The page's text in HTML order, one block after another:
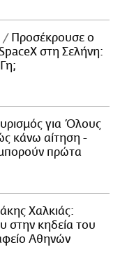
Προσέκρουσε ο
στη Σελήνη:
για Όλους
κάνω αίτηση -
πρώτα
Χαλκιάς:
στην κηδεία του
Αθηνών